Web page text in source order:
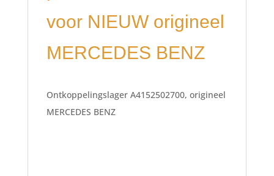
voor NIEUW origineel
MERCEDES BENZ
Ontkoppelingslager A4152502700, origineel
MERCEDES BENZ